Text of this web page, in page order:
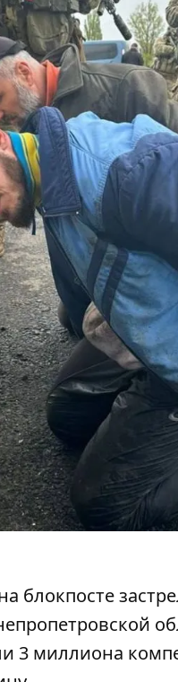
блокпосте
3 миллиона